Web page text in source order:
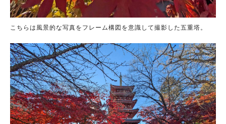
こちらは風景的な写真をフレーム構図を意識して撮影した五重塔。